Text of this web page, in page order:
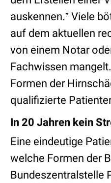
auskennen.‟ Viele
auf dem aktuellen
von einem Notar
Fachwissen
Formen der
qualifizierte
In 20 Jahren kein
Eine eindeutige
welche Formen der
Bundeszentralstelle